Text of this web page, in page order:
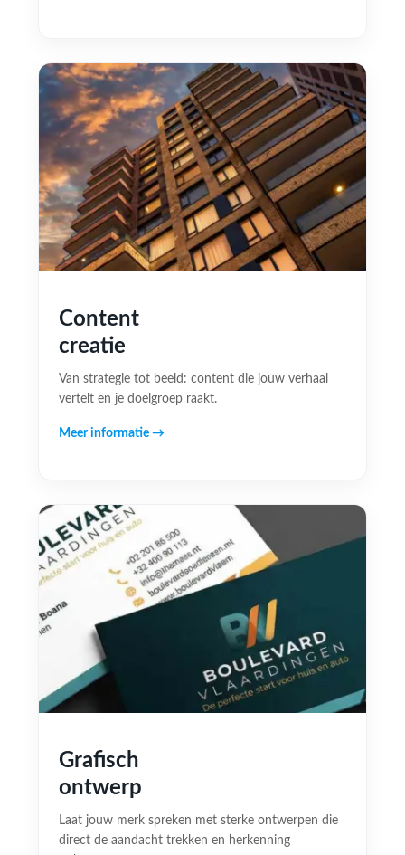
Content
creatie
Van strategie tot beeld: content die jouw verhaal
vertelt en je doelgroep raakt.
Meer informatie →
Grafisch
ontwerp
Laat jouw merk spreken met sterke ontwerpen die
direct de aandacht trekken en herkenning